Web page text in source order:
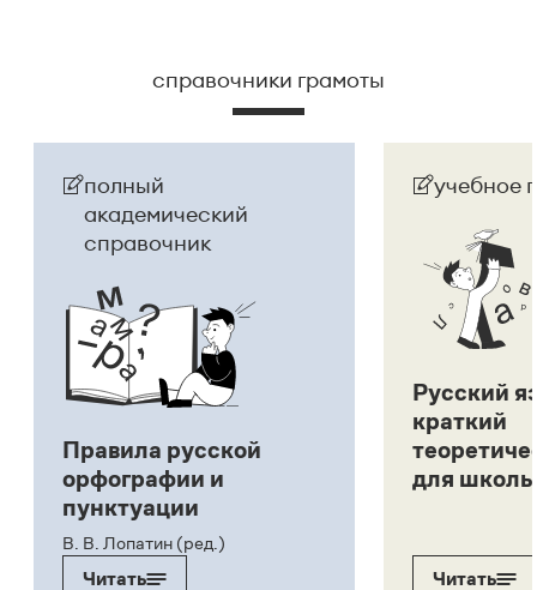
справочники грамоты
полный
академический
справочник
Правила русской
орфографии и
пунктуации
В. В. Лопатин (ред.)
Читать
учебное
Русский
краткий
для
Читать